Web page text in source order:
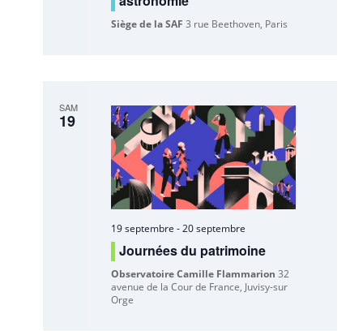
Siège de la SAF3 rue Beethoven, Paris
SAM
19
19 septembre -20 septembre
Journées du patrimoine
Observatoire Camille Flammarion32
avenue de la Cour de France, Juvisy-sur
Orge